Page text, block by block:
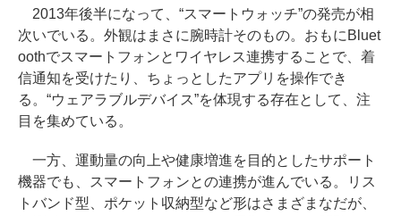
2013年後半になって、“スマートウォッチ”の発売が相
次いでいる。外観はまさに腕時計そのもの。おもにBluet
oothでスマートフォンとワイヤレス連携することで、着
信通知を受けたり、ちょっとしたアプリを操作でき
る。“ウェアラブルデバイス”を体現する存在として、注
目を集めている。
一方、運動量の向上や健康増進を目的としたサポート
機器でも、スマートフォンとの連携が進んでいる。リス
トバンド型、ポケット収納型など形はさまざまなだが、